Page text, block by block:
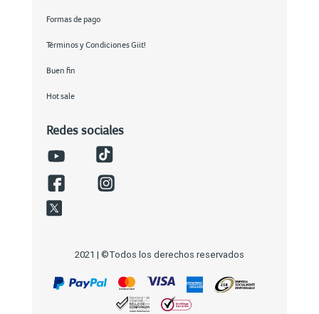
Formas de pago
Términos y Condiciones Giit!
Buen fin
Hot sale
Redes sociales
2021 | ©Todos los derechos reservados